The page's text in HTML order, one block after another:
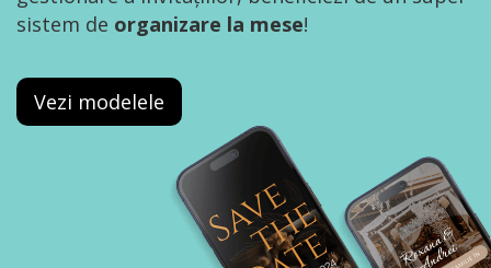
sistem de organizare la mese!
Vezi modelele